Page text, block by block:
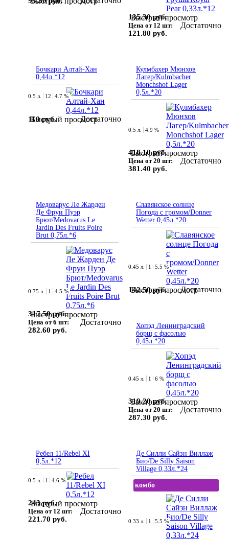
Быстрый просмотр
135.30 руб.
Цена от 12 шт:
121.80 руб.
Достаточно
Бочкари Алтай-Хан
0,44л.*12
Быстрый просмотр
0.5 л. 12 4.7 %
110 руб. Достаточно
Кулмбахер Мюнхов
Лагер/Kulmbacher
Monchshof Lager
0,5л.*20
Быстрый просмотр
0.5 л. 4.9 %
418.10 руб.
Цена от 20 шт:
381.40 руб.
Достаточно
Медоварус Ле Жарден
Де Фруи Пуэр
Брют/Medovarus Le
Jardin Des Fruits Poire
Brut 0,75л.*6
Быстрый просмотр
0.75 л. 1 4.5 %
317.50 руб.
Цена от 6 шт:
282.60 руб.
Достаточно
Славянское солнце
Погода с громом/Donner
Wetter 0,45л.*20
Быстрый просмотр
0.45 л. 1 5.5 %
142.50 руб. Достаточно
Хопэд Ленинградский
борщ с фасолью
0,45л.*20
Быстрый просмотр
0.45 л. 1 6 %
319.20 руб.
Цена от 20 шт:
287.30 руб.
Достаточно
Ребел 11/Rebel XI
0,5л.*12
Быстрый просмотр
0.5 л. 1 4.6 %
243 руб.
Цена от 12 шт:
221.70 руб.
Достаточно
Де Силли Сайзн Виллаж
Био/De Silly Saison
Village 0,33л.*24
комбо
0.33 л. 1 5.5 %